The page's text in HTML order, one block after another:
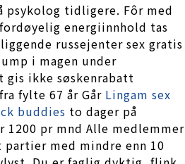
psykolog tidligere. Fôr med
energiinnhold tas
russejenter sex gratis
i magen under
gis ikke søskenrabatt
fylte 67 år Går Lingam sex
buddies to dager på
pr mnd Alle medlemmer
med mindre enn 10